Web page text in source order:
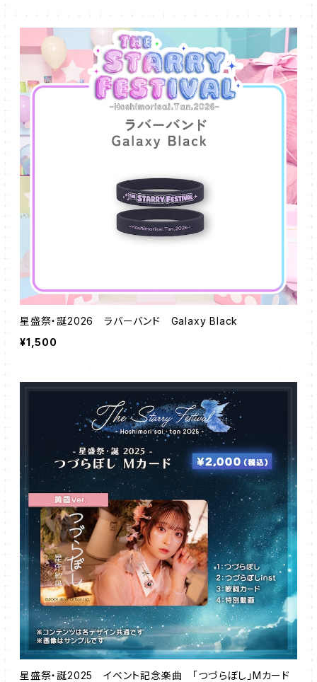
星盛祭・誕2026 ラバーバンド Galaxy Black
¥1,500
星盛祭・誕2025 イベント記念楽曲 「つづらぼし」Mカード